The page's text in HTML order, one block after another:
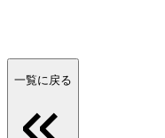
一覧に戻る